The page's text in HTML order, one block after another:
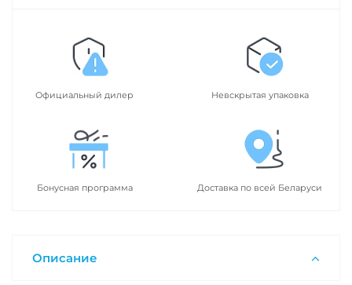
Официальный дилер Невскрытая упаковка
Бонусная программа Доставка по всей Беларуси
Описание